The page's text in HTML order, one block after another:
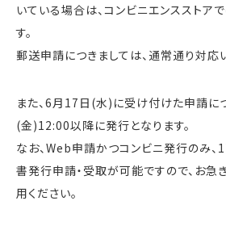
いている場合は、コンビニエンスストア
す。
郵送申請につきましては、通常通り対応
また、6月17日(水)に受け付けた申請に
(金)12:00以降に発行となります。
なお、Web申請かつコンビニ発行のみ
書発行申請・受取が可能ですので、お急
用ください。